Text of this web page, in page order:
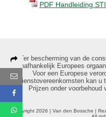
PDF Handleiding
Ter bescherming van de
onafhankelijk Europees
Voor een Europese
dienstovereenkomsten kan u
Prijzen onder
© Copyright 2026 | Van den Bossche |
Deel deze pagina via:
E-mail
Facebook
WhatsApp